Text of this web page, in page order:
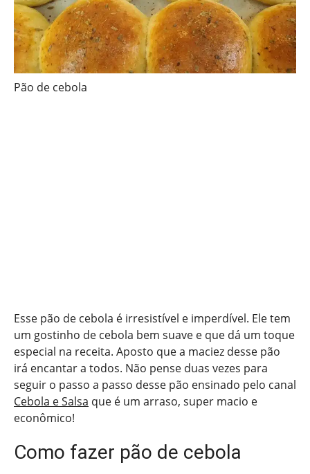
Pão de cebola
Esse pão de cebola é irresistível e imperdível. Ele tem
um gostinho de cebola bem suave e que dá um toque
especial na receita. Aposto que a maciez desse pão
irá encantar a todos. Não pense duas vezes para
seguir o passo a passo desse pão ensinado pelo canal
Cebola e Salsa que é um arraso, super macio e
econômico!
Como fazer pão de cebola